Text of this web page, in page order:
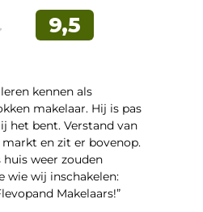
kennen als
makelaar. Hij is pas
het bent. Verstand van
en zit er bovenop.
weer zouden
wie wij inschakelen:
Makelaars!”